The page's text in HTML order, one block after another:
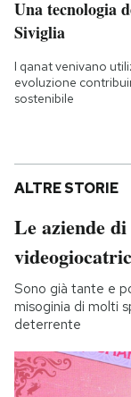
Una tecnologia
Siviglia
I qanat venivano
evoluzione
sostenibile
ALTRE STORIE
Le aziende
Sono già tante e
misoginia di molti
deterrente